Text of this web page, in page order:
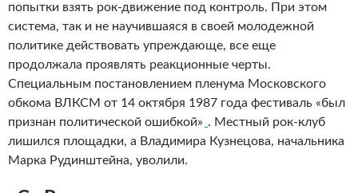
попытки взять рок-движение под контроль. При этом
система, так и не научившаяся в своей молодежной
политике действовать упреждающе, все еще
продолжала проявлять реакцион­ные черты.
Специальным постановлением пленума Московского
обкома ВЛКСМ от 14 октября 1987 года фестиваль «был
признан политической ошибкой» . Местный рок-клуб
лишился площадки, а Владимира Кузнецова, начальника
Марка Рудинштейна, уволили.